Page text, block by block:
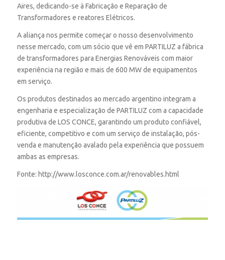
Aires, dedicando-se à Fabricação e Reparação de
Transformadores e reatores Elétricos.
A aliança nos permite começar o nosso desenvolvimento
nesse mercado, com um sócio que vê em PARTILUZ a fábrica
de transformadores para Energias Renováveis com maior
experiência na região e mais de 600 MW de equipamentos
em serviço.
Os produtos destinados ao mercado argentino integram a
engenharia e especialização de PARTILUZ com a capacidade
produtiva de LOS CONCE, garantindo um produto confiável,
eficiente, competitivo e com um serviço de instalação, pós-
venda e manutenção avalado pela experiência que possuem
ambas as empresas.
Fonte: http://www.losconce.com.ar/renovables.html